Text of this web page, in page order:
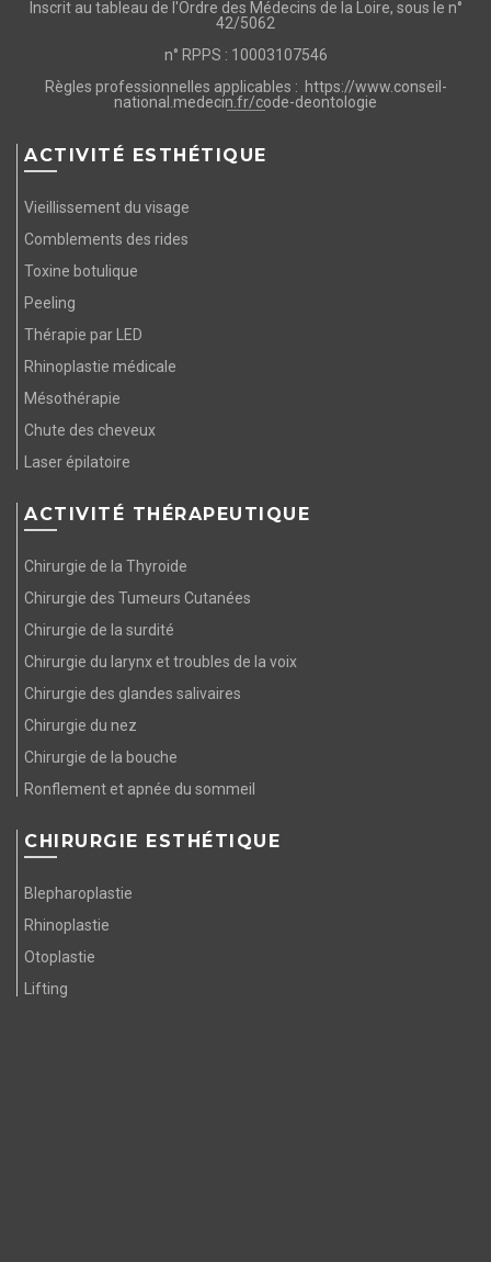
Inscrit au tableau de l'Ordre des Médecins de la Loire, sous le n°
42/5062
n° RPPS : 10003107546
Règles professionnelles applicables : https://www.conseil-
national.medecin.fr/code-deontologie
ACTIVITÉ ESTHÉTIQUE
Vieillissement du visage
Comblements des rides
Toxine botulique
Peeling
Thérapie par LED
Rhinoplastie médicale
Mésothérapie
Chute des cheveux
Laser épilatoire
ACTIVITÉ THÉRAPEUTIQUE
Chirurgie de la Thyroide
Chirurgie des Tumeurs Cutanées
Chirurgie de la surdité
Chirurgie du larynx et troubles de la voix
Chirurgie des glandes salivaires
Chirurgie du nez
Chirurgie de la bouche
Ronflement et apnée du sommeil
CHIRURGIE ESTHÉTIQUE
Blepharoplastie
Rhinoplastie
Otoplastie
Lifting